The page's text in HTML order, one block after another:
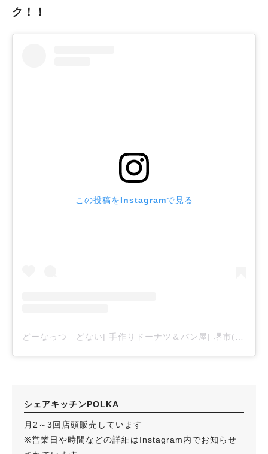
ク！！
この投稿をInstagramで見る
シェアキッチンPOLKA
月2～3回店頭販売しています
※営業日や時間などの詳細はInstagram内でお知らせ